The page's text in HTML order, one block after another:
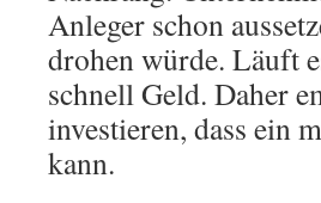
Anleger schon
drohen würde. Läuft
schnell Geld. Daher
investieren, dass ein
kann.